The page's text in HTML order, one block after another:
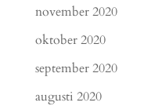
november 2020
oktober 2020
september 2020
augusti 2020